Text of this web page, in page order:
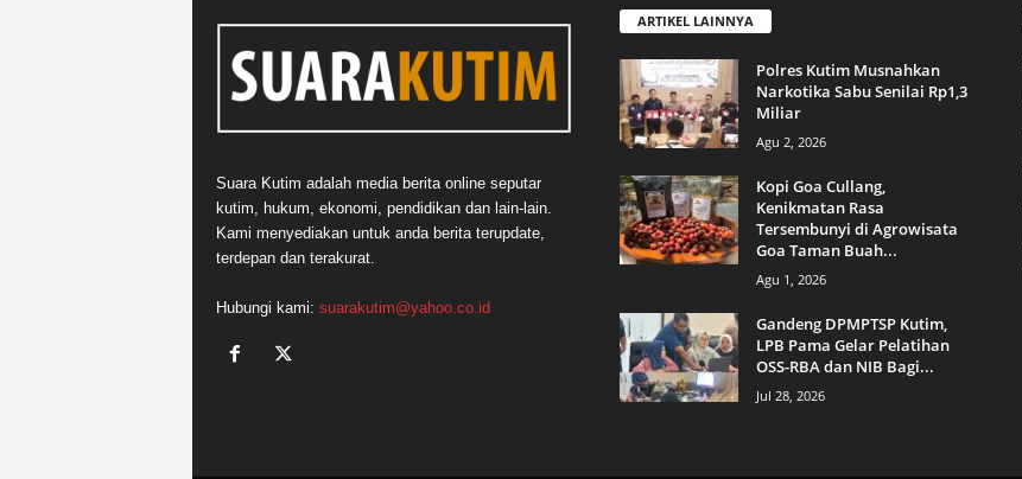
Suara Kutim adalah media berita online seputar
kutim, hukum, ekonomi, pendidikan dan lain-lain.
Kami menyediakan untuk anda berita terupdate,
terdepan dan terakurat.
Hubungi kami: suarakutim@yahoo.co.id
ARTIKEL LAINNYA
Polres Kutim Musnahkan
Narkotika Sabu Senilai Rp1,3
Miliar
Agu 2, 2026
Kopi Goa Cullang,
Kenikmatan Rasa
Tersembunyi di Agrowisata
Goa Taman Buah...
Agu 1, 2026
Gandeng DPMPTSP Kutim,
LPB Pama Gelar Pelatihan
OSS-RBA dan NIB Bagi...
Jul 28, 2026